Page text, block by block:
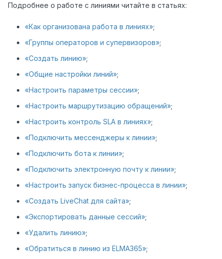
Подробнее о работе с линиями читайте в статьях:
«Как организована работа в линиях»;
«Группы операторов и супервизоров»;
«Создать линию»;
«Общие настройки линий»;
«Настроить параметры сессии»;
«Настроить маршрутизацию обращений»;
«Настроить контроль SLA в линиях»;
«Подключить мессенджеры к линии»;
«Подключить бота к линии»;
«Подключить электронную почту к линии»;
«Настроить запуск бизнес-процесса в линии»;
«Создать LiveChat для сайта»;
«Экспортировать данные сессий»;
«Удалить линию»;
«Обратиться в линию из ELMA365»;